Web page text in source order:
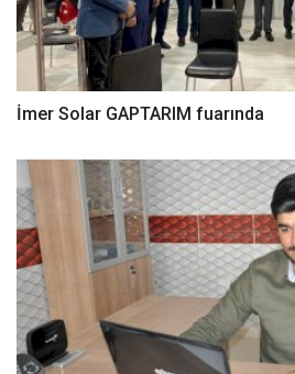
İmer Solar GAPTARIM fuarında